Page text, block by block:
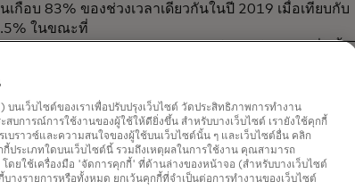
กือบ 83% ของช่วงเวลาเดียวกันในปี 2019 เมื่อเทียบกับ
ในขณะที่
เศษฮ่องกง เขตบริหารพิเศษมาเก๊า และไต้หวัน เพิ่มขึ้น
1 ซึ่งแสดงให้เห็นถึงโมเมนตัมการฟื้นตัวที่สำคัญในจุด
ใหม่ปี 2024 ปริมาณการจราจรขาเข้าและขาออกเฉลี่ย
ว
นับเป็นสัญญาณสำคัญที่บ่งชี้ถึงความเชื่อมั่นที่เพิ่มขึ้น
งจีนแผ่นดินใหญ่
นเว็บไซต์ของเราเพื่อปรับปรุงเว็บไซต์ วัดประสิทธิภาพการทำงาน
บการณ์การใช้งานของผู้ใช้ให้ดียิ่งขึ้น สำหรับบางเว็บไซต์ เรายังใช้คุกกี้
บราวซ์และความสนใจของผู้ใช้บนเว็บไซต์นั้น ๆ และเว็บไซต์อื่น คลิก
ประเภทใดบนเว็บไซต์นี้ รวมถึงเหตุผลในการใช้งาน คุณสามารถ
ดยใช้เครื่องมือ 'จัดการคุกกี้' ที่ด้านล่างของหน้าจอ (สำหรับบางเว็บไซต์
างรายการหรือทั้งหมด ยกเว้นคุกกี้ที่จำเป็นต่อการทำงานของเว็บไซต์